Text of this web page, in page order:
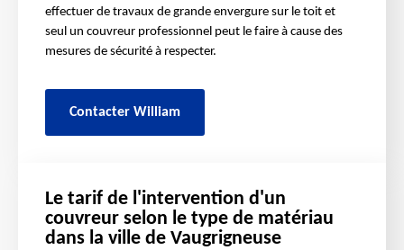
effectuer de travaux de grande envergure sur le toit et
seul un couvreur professionnel peut le faire à cause des
mesures de sécurité à respecter.
Contacter William
Le tarif de l'intervention d'un
couvreur selon le type de matériau
dans la ville de Vaugrigneuse